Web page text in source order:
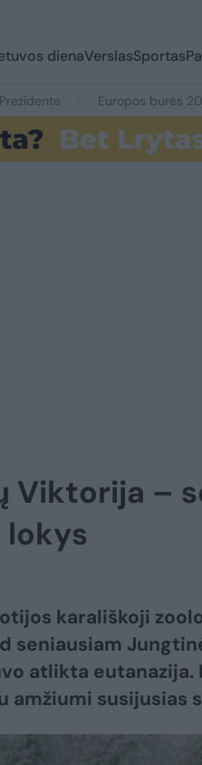
dienaVerslasSportas
Europos burės
Viktorija –
lokys
karališkoji
seniausiam
atlikta
amžiumi susijusias